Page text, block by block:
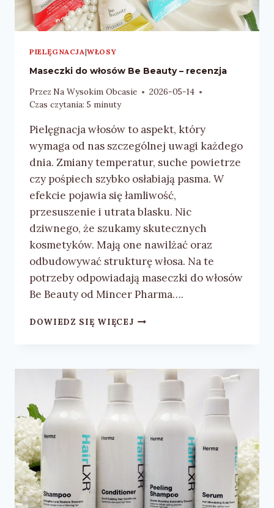
PIELĘGNACJA|WŁOSY
Maseczki do włosów Be Beauty – recenzja
Przez Na Wysokim Obcasie
2026-05-14
Czas czytania: 5 minuty
Pielęgnacja włosów to aspekt, który
wymaga od nas szczególnej uwagi każdego
dnia. Zmiany temperatur, suche powietrze
czy pośpiech szybko osłabiają pasma. W
efekcie pojawia się łamliwość,
przesuszenie i utrata blasku. Nic
dziwnego, że szukamy skutecznych
kosmetyków. Mają one nawilżać oraz
odbudowywać strukturę włosa. Na te
potrzeby odpowiadają maseczki do włosów
Be Beauty od Mincer Pharma….
DOWIEDZ SIĘ WIĘCEJMASECZKI
BEAUTY
RECENZJA